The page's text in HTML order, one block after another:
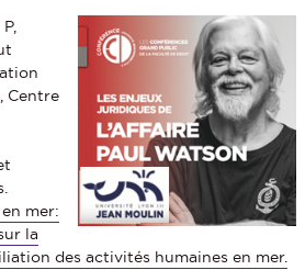
Centre
mer:
la
des activités humaines en mer.